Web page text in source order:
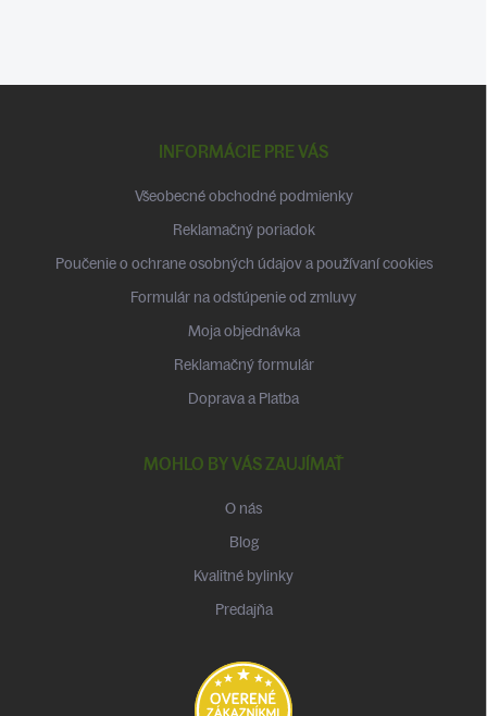
INFORMÁCIE PRE VÁS
Všeobecné obchodné podmienky
Reklamačný poriadok
Poučenie o ochrane osobných údajov a používaní cookies
Formulár na odstúpenie od zmluvy
Moja objednávka
Reklamačný formulár
Doprava a Platba
MOHLO BY VÁS ZAUJÍMAŤ
O nás
Blog
Kvalitné bylinky
Predajňa